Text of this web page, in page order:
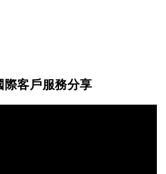
際客戶服務分享